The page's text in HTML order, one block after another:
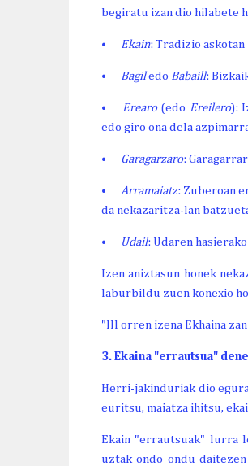
begiratu izan dio hilabete
• Ekain: Tradizio
• Bagiledo Babaill:
• Erearo(edo Ereilero):
edo giro ona dela
• Garagarzaro:
• Arramaiatz: Zuberoan
da nekazaritza-lan
• Udail: Udaren
Izen aniztasun honek
laburbildu zuen konexio
"Ill orren izena Ekhaina
3. Ekaina "errautsua"
Herri-jakinduriak dio
euritsu, maiatza ihitsu,
Ekain "errautsuak" lurra
uztak ondo ondu